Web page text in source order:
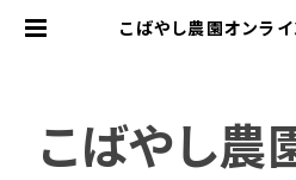
こばやし農園オンラ
こばやし農